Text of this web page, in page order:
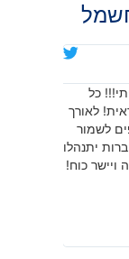
כל
לאורך
לשמור
יתנהלו
ויישר כוח!